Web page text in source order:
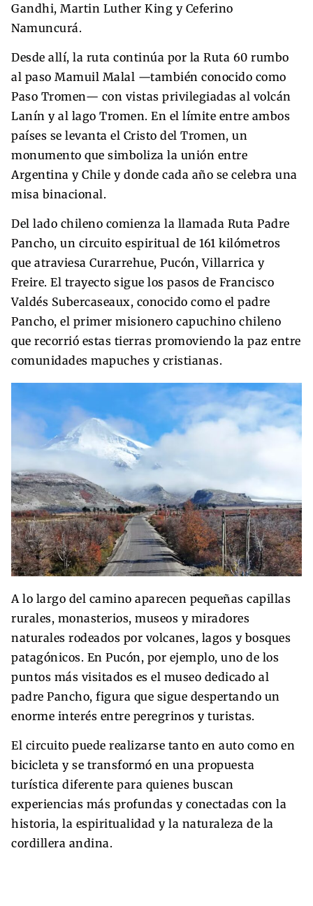
Gandhi, Martin Luther King y Ceferino
Namuncurá.
Desde allí, la ruta continúa por la Ruta 60 rumbo
al paso Mamuil Malal —también conocido como
Paso Tromen— con vistas privilegiadas al volcán
Lanín y al lago Tromen. En el límite entre ambos
países se levanta el Cristo del Tromen, un
monumento que simboliza la unión entre
Argentina y Chile y donde cada año se celebra una
misa binacional.
Del lado chileno comienza la llamada Ruta Padre
Pancho, un circuito espiritual de 161 kilómetros
que atraviesa Curarrehue, Pucón, Villarrica y
Freire. El trayecto sigue los pasos de Francisco
Valdés Subercaseaux, conocido como el padre
Pancho, el primer misionero capuchino chileno
que recorrió estas tierras promoviendo la paz entre
comunidades mapuches y cristianas.
A lo largo del camino aparecen pequeñas capillas
rurales, monasterios, museos y miradores
naturales rodeados por volcanes, lagos y bosques
patagónicos. En Pucón, por ejemplo, uno de los
puntos más visitados es el museo dedicado al
padre Pancho, figura que sigue despertando un
enorme interés entre peregrinos y turistas.
El circuito puede realizarse tanto en auto como en
bicicleta y se transformó en una propuesta
turística diferente para quienes buscan
experiencias más profundas y conectadas con la
historia, la espiritualidad y la naturaleza de la
cordillera andina.